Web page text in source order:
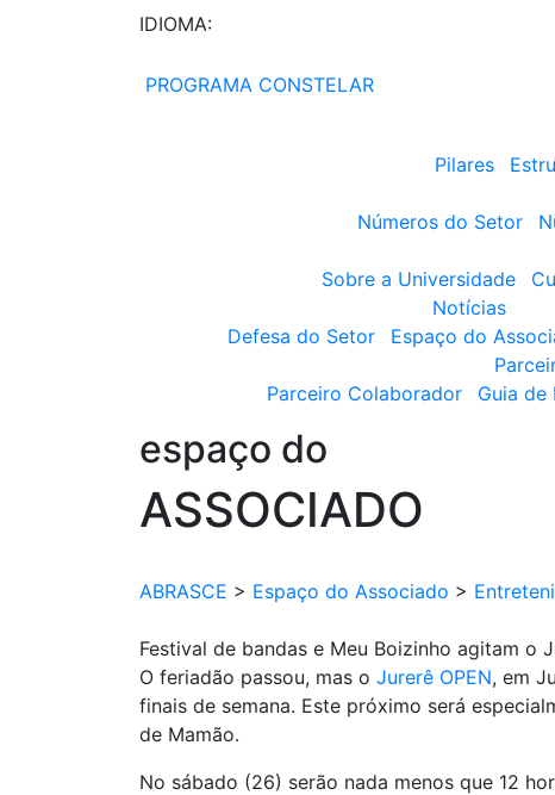
IDIOMA:
PROGRAMA CONSTELAR
Pilares
Números do Setor
Sobre a Universidade
Notícias
Defesa do Setor
Espaço do
Parceiro Colaborador
Guia de
espaço do
ASSOCIADO
ABRASCE > Espaço do Associado >
Festival de bandas e Meu Boizinho agitam o
O feriadão passou, mas o Jurerê OPEN, em
finais de semana. Este próximo será
de Mamão.
No sábado (26) serão nada menos que 12